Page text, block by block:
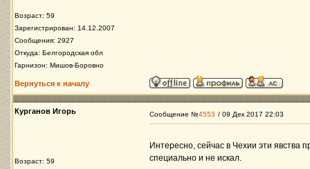
Возраст: 59
Зарегистрирован: 14.12.2007
Сообщения: 2927
Откуда: Белгородская обл
Гарнизон: Мишов-Боровно
Вернуться к началу
Курганов Игорь
Возраст: 59
Сообщение №4553 / 09 Дек 2017 22:03
Интересно, сейчас в Чехии эти явства
специально и не искал.